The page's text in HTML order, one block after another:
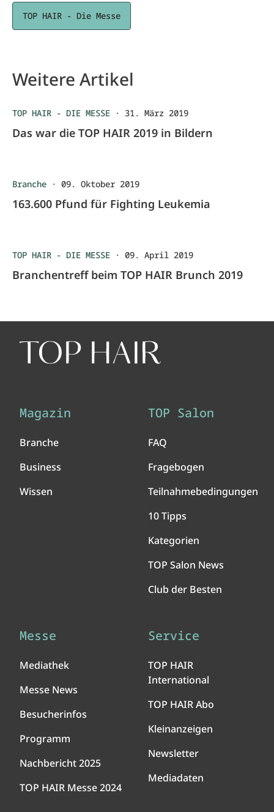
TOP HAIR - Die Messe
Weitere Artikel
TOP HAIR - DIE MESSE · 31. März 2019
Das war die TOP HAIR 2019 in Bildern
Branche · 09. Oktober 2019
163.600 Pfund für Fighting Leukemia
TOP HAIR - DIE MESSE · 09. April 2019
Branchentreff beim TOP HAIR Brunch 2019
Magazin
Branche
Business
Wissen
TOP Salon
FAQ
Fragebogen
Teilnahmebedingungen
10 Tipps
Kategorien
TOP Salon News
Club der Besten
Messe
Mediathek
Messe News
Besucherinfos
Programm
Nachbericht 2025
TOP HAIR Messe 2024
Service
TOP HAIR
International
TOP HAIR Abo
Kleinanzeigen
Newsletter
Mediadaten